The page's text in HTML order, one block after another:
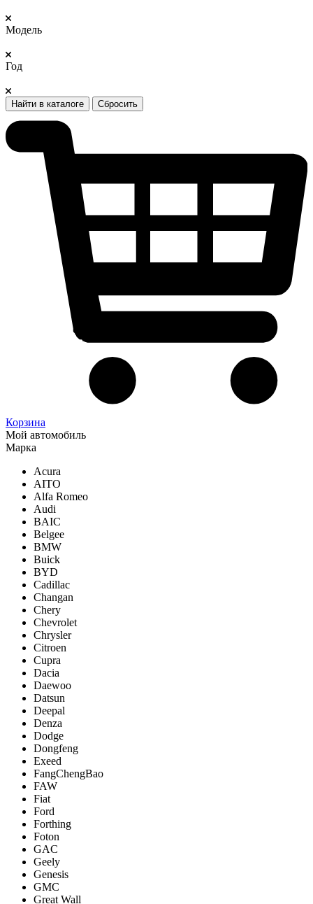
Модель
Год
Найти в каталоге Сбросить
Корзина
Мой автомобиль
Марка
Acura
AITO
Alfa Romeo
Audi
BAIC
Belgee
BMW
Buick
BYD
Cadillac
Changan
Chery
Chevrolet
Chrysler
Citroen
Cupra
Dacia
Daewoo
Datsun
Deepal
Denza
Dodge
Dongfeng
Exeed
FangChengBao
FAW
Fiat
Ford
Forthing
Foton
GAC
Geely
Genesis
GMC
Great Wall